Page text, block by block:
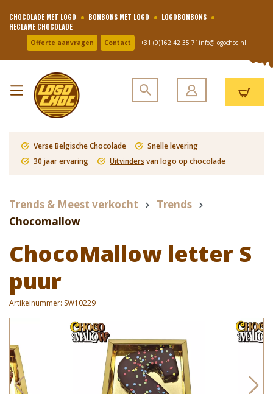
CHOCOLADE MET LOGO BONBONS MET LOGO
LOGOBONBONS
RECLAME CHOCOLADE
Offerte aanvragen Contact +31 (0)162 42 35 71 info@logochoc.nl
Verse Belgische Chocolade
Snelle levering
30 jaar ervaring
Uitvinders van logo op chocolade
Trends & Meest verkocht
Trends
Chocomallow
ChocoMallow letter S
puur
Artikelnummer: SW10229